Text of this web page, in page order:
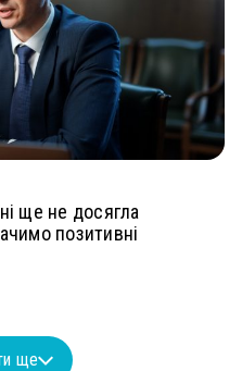
ще не досягла
позитивні
ще